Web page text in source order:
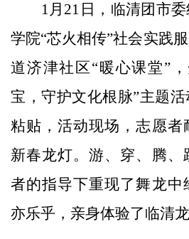
1月21日，临清团市委
学院“芯火相传”社会实践
道济津社区“暖心课堂”
宝，守护文化根脉”主题活
粘贴，活动现场，志愿者
新春龙灯。游、穿、腾、
者的指导下重现了舞龙中
亦乐乎，亲身体验了临清